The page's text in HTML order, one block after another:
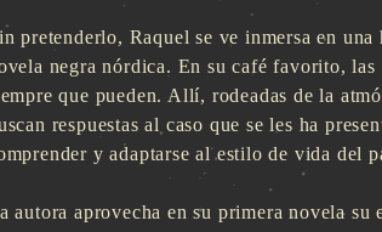
pretenderlo, Raquel se ve inmersa en
negra nórdica. En su café favorito, las
que pueden. Allí, rodeadas de la
respuestas al caso que se les ha
y adaptarse al estilo de vida del
autora aprovecha en su primera novela su